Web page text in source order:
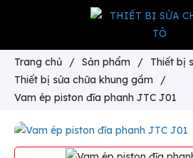
Trang chủ / Sản phẩm / Thiết bị
Thiết bị sửa chữa khung gầm
/
Vam ép piston đĩa phanh JTC J01